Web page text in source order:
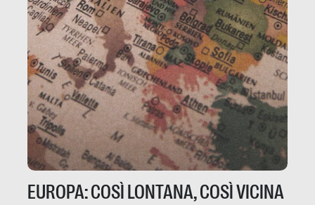
EUROPA: COSÌ LONTANA, COSÌ VICINA